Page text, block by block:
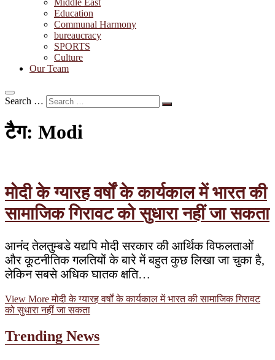
Middle East
Education
Communal Harmony
bureaucracy
SPORTS
Culture
Our Team
Search …
टैग: Modi
मोदी के ग्यारह वर्षों के कार्यकाल में भारत की
सामाजिक गिरावट को सुधारा नहीं जा सकता
आनंद तेलतुम्बडे यद्यपि मोदी सरकार की आर्थिक विफलताओं
और कूटनीतिक गलतियों के बारे में बहुत कुछ लिखा जा चुका है,
लेकिन सबसे अधिक घातक क्षति…
View Moreमोदी के ग्यारह वर्षों के कार्यकाल में भारत की सामाजिक गिरावट
को सुधारा नहीं जा सकता
Trending News